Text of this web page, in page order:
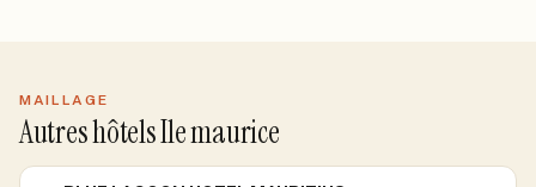
MAILLAGE
Autres hôtels Ile maurice